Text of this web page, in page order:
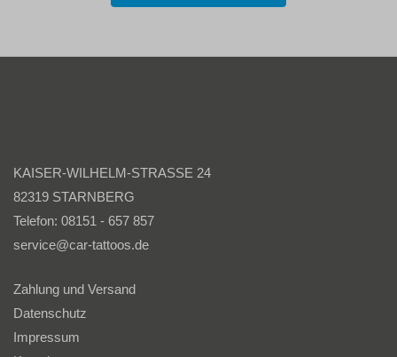
KAISER-WILHELM-STRASSE 24
82319 STARNBERG
Telefon: 08151 - 657 857
service@car-tattoos.de
Zahlung und Versand
Datenschutz
Impressum